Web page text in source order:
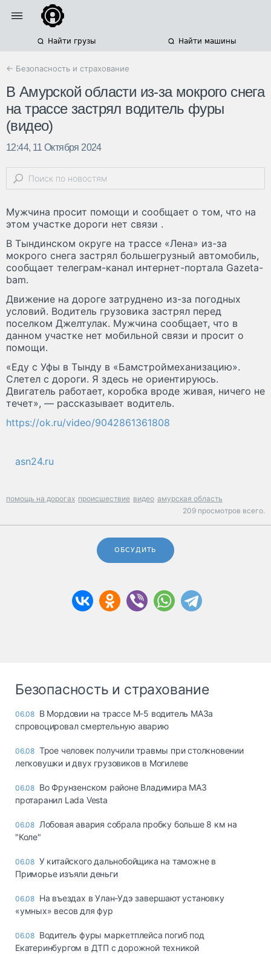
Найти грузы Найти машины
← Безопасность и страхование
В Амурской области из-за мокрого снега
на трассе застрял водитель фуры
(видео)
12:44, 11 Октября 2024
Мужчина просит помощи и сообщает о том, что на
этом участке дороги нет связи .
В Тындинском округе на трассе «Лена» из-за
мокрого снега застрял большегрузный автомобиль,
сообщает телеграм-канал интернет-портала Gazeta-
bam.
Движение на дороге затруднено из-за погодных
условий. Водитель грузовика застрял перед
поселком Джелтулак. Мужчина сообщает, что в
данном участке нет мобильной связи и просит о
помощи.
«Еду с Уфы в Тынду в «Бамстроймеханизацию».
Слетел с дороги. Я здесь не ориентируюсь.
Двигатель работает, коробка вроде живая, ничего не
течет», — рассказывает водитель.
https://ok.ru/video/9042861361808
asn24.ru
помощь на дорогах происшествие видео амурская область
209 просмотров всего.
ОБСУДИТЬ
Безопасность и страхование
06.08 В Мордовии на трассе М-5 водитель МАЗа
спровоцировал смертельную аварию
06.08 Трое человек получили травмы при столкновении
легковушки и двух грузовиков в Могилеве
06.08 Во Фрунзенском районе Владимира МАЗ
протаранил Lada Vesta
06.08 Лобовая авария собрала пробку больше 8 км на
"Коле"
06.08 У китайского дальнобойщика на таможне в
Приморье изъяли деньги
06.08 Ha въeздax в Улaн-Удэ зaвepшaют ycтaнoвкy
«yмныx» вecoв для фyp
06.08 Водитель фуры маркетплейса погиб под
Екатеринбургом в ДТП с дорожной техникой